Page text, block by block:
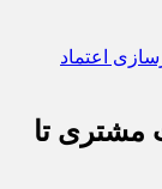
مشتری تا